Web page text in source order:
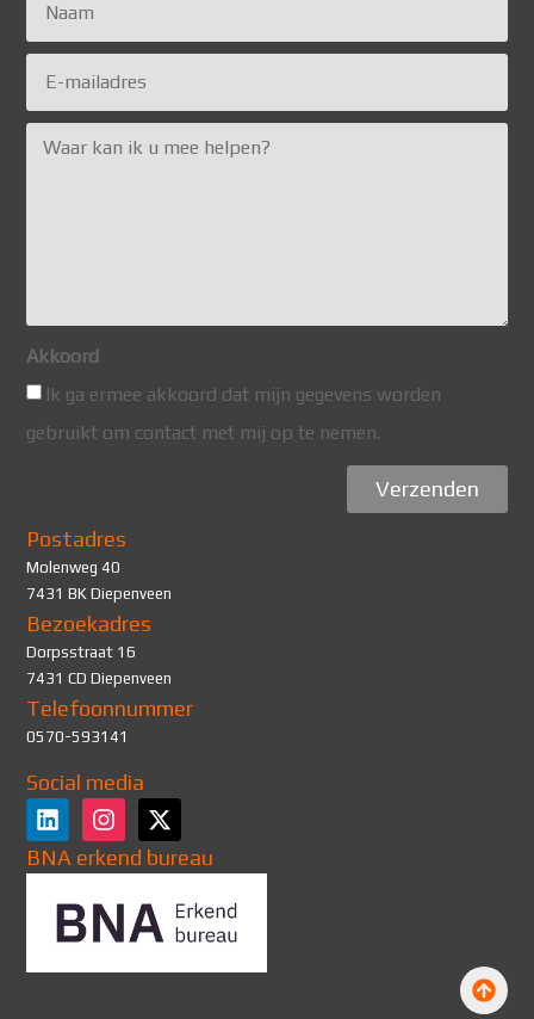
Akkoord
Ik ga ermee akkoord dat mijn gegevens worden
gebruikt om contact met mij op te nemen.
Verzenden
Postadres
Molenweg 40
7431 BK Diepenveen
Bezoekadres
Dorpsstraat 16
7431 CD Diepenveen
Telefoonnummer
0570-593141
Social media
BNA erkend bureau